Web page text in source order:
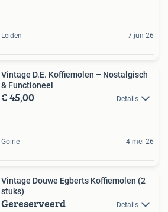
Leiden 7 jun 26
Vintage D.E. Koffiemolen – Nostalgisch
& Functioneel
€ 45,00 Details
Goirle 4 mei 26
Vintage Douwe Egberts Koffiemolen (2
stuks)
Gereserveerd Details